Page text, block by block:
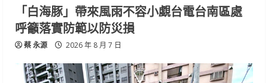
「白海豚」帶來風雨不容小覷台電台南區處
呼籲落實防範以防災損
蔡 永源 2026 年 8 月 7 日